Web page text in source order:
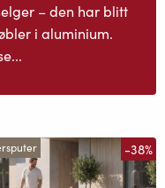
– den har blitt
i aluminium.
-38%